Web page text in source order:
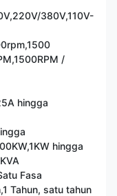
380V,110V-
/
hingga
hingga
Fasa
Tahun, satu tahun